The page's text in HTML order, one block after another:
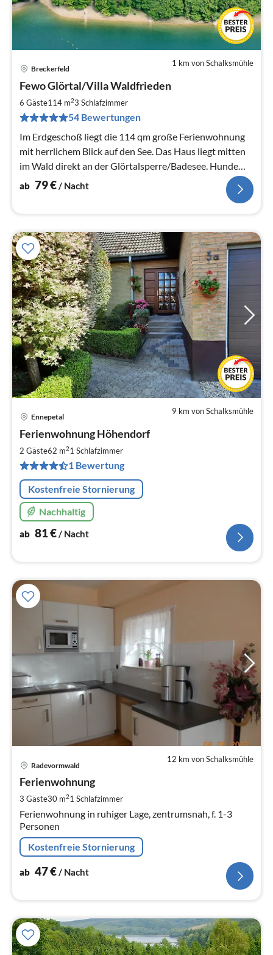
1 km von Schalksmühle
Breckerfeld
Fewo Glörtal/Villa Waldfrieden
6 Gäste114 m23 Schlafzimmer
54 Bewertungen
Im Erdgeschoß liegt die 114 qm große Ferienwohnung
mit herrlichem Blick auf den See. Das Haus liegt mitten
im Wald direkt an der Glörtalsperre/Badesee. Hunde
erlaubt!
ab 79€/ Nacht
9 km von Schalksmühle
Ennepetal
Ferienwohnung Höhendorf
2 Gäste62 m21 Schlafzimmer
1 Bewertung
Kostenfreie Stornierung
Nachhaltig
ab 81€/ Nacht
12 km von Schalksmühle
Radevormwald
Ferienwohnung
3 Gäste30 m21 Schlafzimmer
Ferienwohnung in ruhiger Lage, zentrumsnah, f. 1-3
Personen
Kostenfreie Stornierung
ab 47€/ Nacht